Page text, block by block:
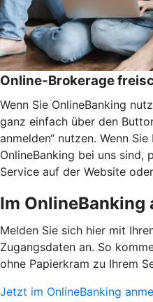
Online-Brokerage
Wenn Sie OnlineBanking
ganz einfach über den
anmelden“ nutzen. Wenn
OnlineBanking bei uns sind,
Service auf der Website
Im OnlineBanking
Melden Sie sich hier mit
Zugangsdaten an. So
ohne Papierkram zu Ihrem
Jetzt im OnlineBanking